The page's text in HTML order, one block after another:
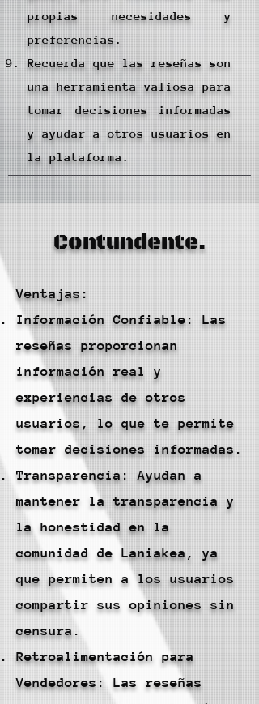
propias necesidades y
preferencias.
Recuerda que las reseñas son
una herramienta valiosa para
tomar decisiones informadas
y ayudar a otros usuarios en
la plataforma.
Contundente.
Ventajas:
Información Confiable: Las
reseñas proporcionan
información real y
experiencias de otros
usuarios, lo que te permite
tomar decisiones informadas.
Transparencia: Ayudan a
mantener la transparencia y
la honestidad en la
comunidad de Laniakea, ya
que permiten a los usuarios
compartir sus opiniones sin
censura.
Retroalimentación para
Vendedores: Las reseñas